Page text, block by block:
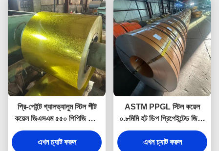
প্রি-পেইন্ট গ্যালভ্যালুম স্টিল শীট
কয়েল জিএসএম ৫৫০ পিপিজি স্টিল
কয়েল
এখন চ্যাট করুন
ASTM PPGL স্টিল কয়েল
০.৮মিমি হট ডিপ প্রিপেইন্টেড জিঙ্ক
কোটেড কয়েল
এখন চ্যাট করুন